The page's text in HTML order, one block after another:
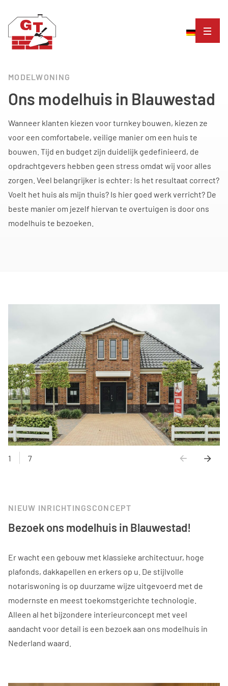
MODELWONING
Ons modelhuis in Blauwestad
Wanneer klanten kiezen voor turnkey bouwen, kiezen ze
voor een comfortabele, veilige manier om een huis te
bouwen. Tijd en budget zijn duidelijk gedefinieerd, de
opdrachtgevers hebben geen stress omdat wij voor alles
zorgen. Veel belangrijker is echter: Is het resultaat correct?
Voelt het huis als mijn thuis? Is hier goed werk verricht? De
beste manier om jezelf hiervan te overtuigen is door ons
modelhuis te bezoeken.
1 7
NIEUW INRICHTINGSCONCEPT
Bezoek ons modelhuis in Blauwestad!
Er wacht een gebouw met klassieke architectuur, hoge
plafonds, dakkapellen en erkers op u. De stijlvolle
notariswoning is op duurzame wijze uitgevoerd met de
modernste en meest toekomstgerichte technologie.
Alleen al het bijzondere interieurconcept met veel
aandacht voor detail is een bezoek aan ons modelhuis in
Nederland waard.